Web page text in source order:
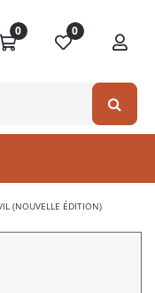
0 0
(NOUVELLE ÉDITION)